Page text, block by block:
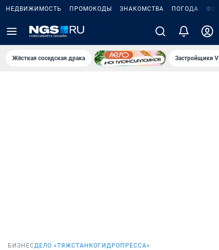
НЕДВИЖИМОСТЬ ПРОМОКОДЫ ЗНАКОМСТВА ПОГОДА
Жёсткая соседская драка Застройщики
БИЗНЕСДЕЛО «ТЯЖСТАНКОГИДРОПРЕССА»